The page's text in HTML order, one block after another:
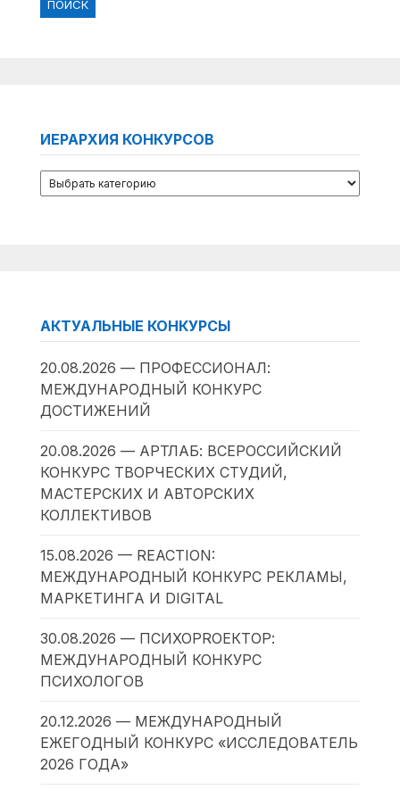
ИЕРАРХИЯ КОНКУРСОВ
АКТУАЛЬНЫЕ КОНКУРСЫ
20.08.2026 — ПРОФЕССИОНАЛ:
МЕЖДУНАРОДНЫЙ КОНКУРС
ДОСТИЖЕНИЙ
20.08.2026 — АРТЛАБ: ВСЕРОССИЙСКИЙ
КОНКУРС ТВОРЧЕСКИХ СТУДИЙ,
МАСТЕРСКИХ И АВТОРСКИХ
КОЛЛЕКТИВОВ
15.08.2026 — REACTION:
МЕЖДУНАРОДНЫЙ КОНКУРС РЕКЛАМЫ,
МАРКЕТИНГА И DIGITAL
30.08.2026 — ПСИХОPROЕКТОР:
МЕЖДУНАРОДНЫЙ КОНКУРС
ПСИХОЛОГОВ
20.12.2026 — МЕЖДУНАРОДНЫЙ
ЕЖЕГОДНЫЙ КОНКУРС «ИССЛЕДОВАТЕЛЬ
2026 ГОДА»